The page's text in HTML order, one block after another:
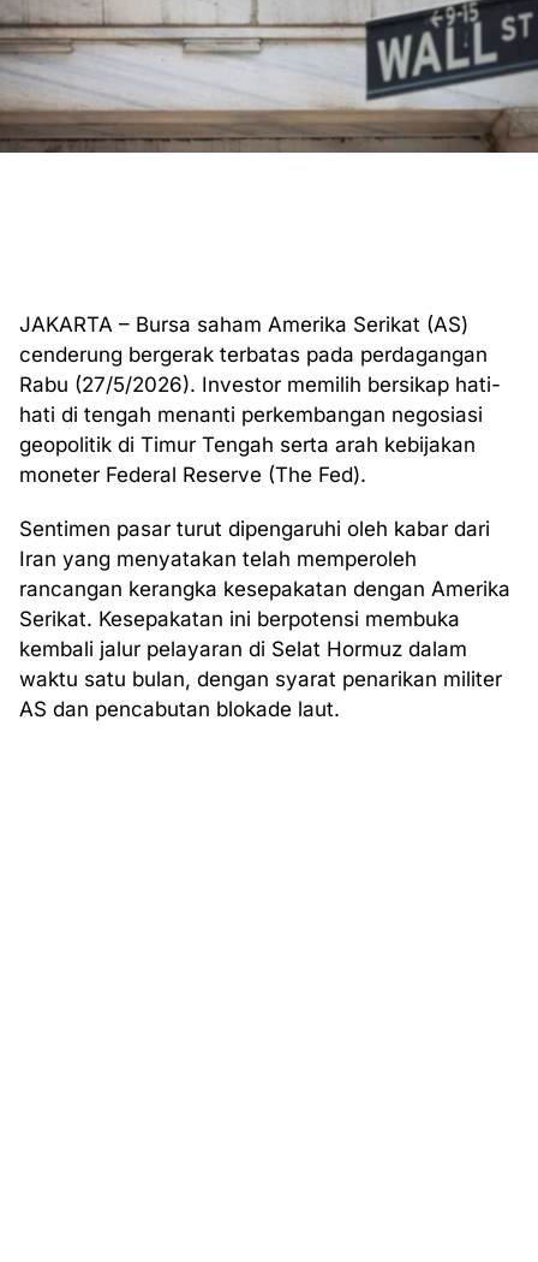
JAKARTA – Bursa saham Amerika Serikat (AS)
cenderung bergerak terbatas pada perdagangan
Rabu (27/5/2026). Investor memilih bersikap hati-
hati di tengah menanti perkembangan negosiasi
geopolitik di Timur Tengah serta arah kebijakan
moneter Federal Reserve (The Fed).
Sentimen pasar turut dipengaruhi oleh kabar dari
Iran yang menyatakan telah memperoleh
rancangan kerangka kesepakatan dengan Amerika
Serikat. Kesepakatan ini berpotensi membuka
kembali jalur pelayaran di Selat Hormuz dalam
waktu satu bulan, dengan syarat penarikan militer
AS dan pencabutan blokade laut.